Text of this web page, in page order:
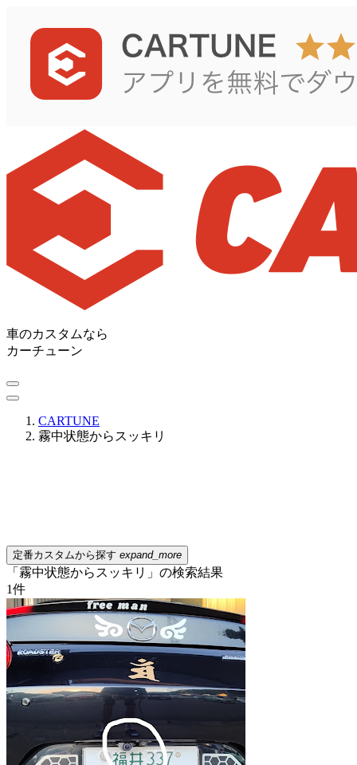
車のカスタムなら
カーチューン
CARTUNE
霧中状態からスッキリ
定番カスタムから探す expand_more
「霧中状態からスッキリ」の検索結果
1件